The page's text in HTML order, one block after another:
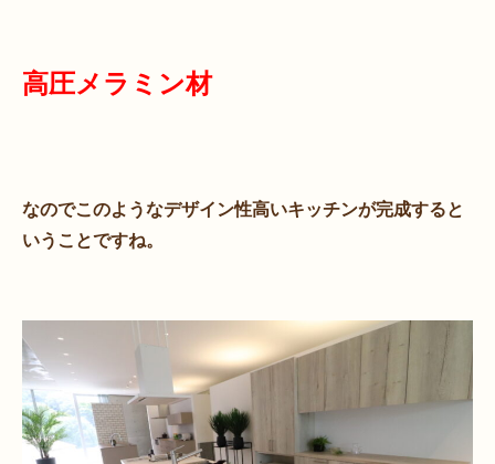
高圧メラミン材
なのでこのようなデザイン性高いキッチンが完成すると
いうことですね。